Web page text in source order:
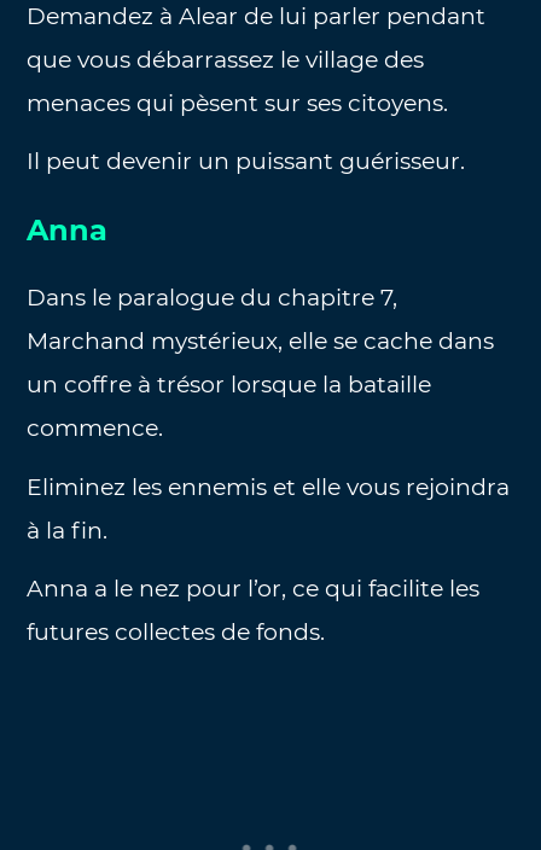
Demandez à Alear de lui parler pendant
que vous débarrassez le village des
menaces qui pèsent sur ses citoyens.
Il peut devenir un puissant guérisseur.
Anna
Dans le paralogue du chapitre 7,
Marchand mystérieux, elle se cache dans
un coffre à trésor lorsque la bataille
commence.
Eliminez les ennemis et elle vous rejoindra
à la fin.
Anna a le nez pour l’or, ce qui facilite les
futures collectes de fonds.